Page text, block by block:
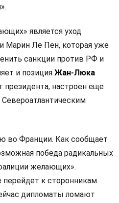
является уход
Марин Ле Пен, которая уже
санкции против РФ и
и позиция Жан-Люка
президента, настроен еще
во Франции. Как сообщает
победа радикальных
желающих».
к сторонникам
дипломаты ломают